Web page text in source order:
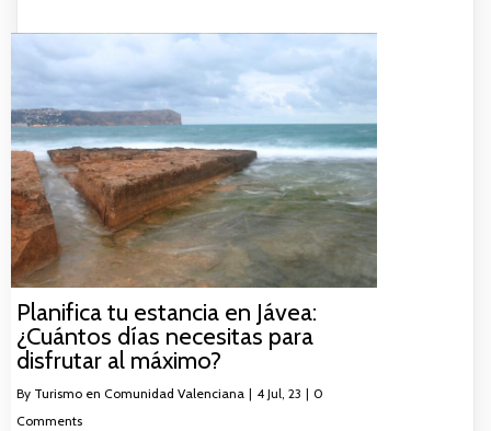
Planifica tu estancia en Jávea:
¿Cuántos días necesitas para
disfrutar al máximo?
By Turismo en Comunidad Valenciana | 4 Jul, 23 | 0
Comments